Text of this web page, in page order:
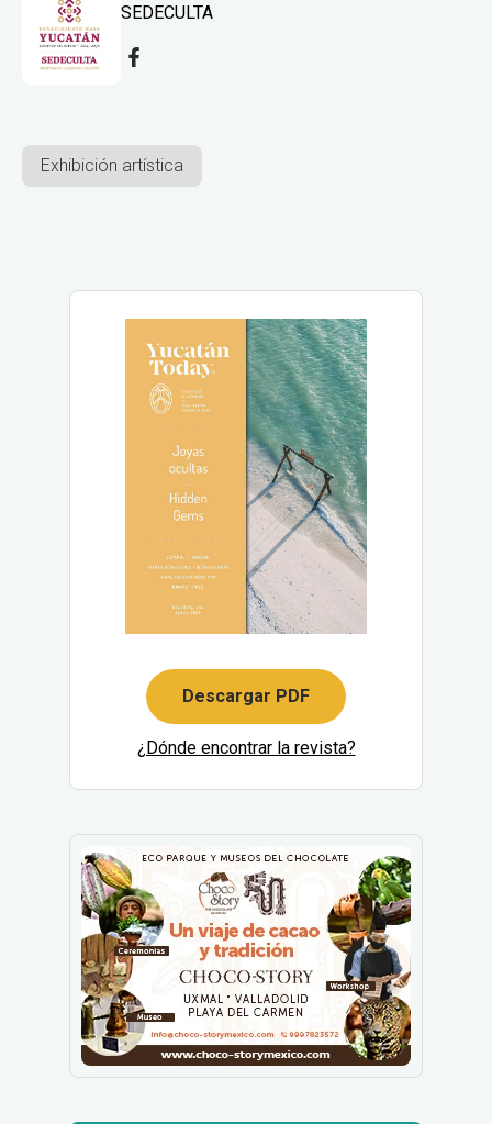
SEDECULTA
Exhibición artística
Descargar PDF
¿Dónde encontrar la revista?